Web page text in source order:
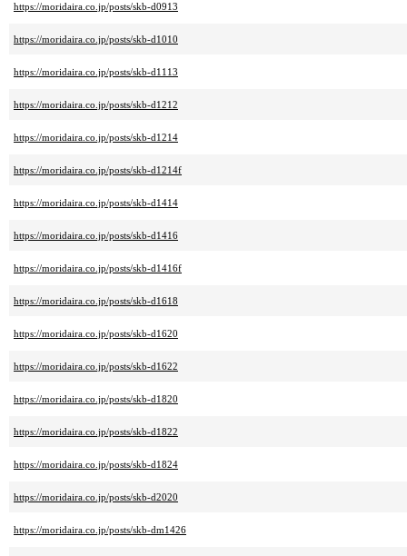
https://moridaira.co.jp/posts/skb-d0913
https://moridaira.co.jp/posts/skb-d1010
https://moridaira.co.jp/posts/skb-d1113
https://moridaira.co.jp/posts/skb-d1212
https://moridaira.co.jp/posts/skb-d1214
https://moridaira.co.jp/posts/skb-d1214f
https://moridaira.co.jp/posts/skb-d1414
https://moridaira.co.jp/posts/skb-d1416
https://moridaira.co.jp/posts/skb-d1416f
https://moridaira.co.jp/posts/skb-d1618
https://moridaira.co.jp/posts/skb-d1620
https://moridaira.co.jp/posts/skb-d1622
https://moridaira.co.jp/posts/skb-d1820
https://moridaira.co.jp/posts/skb-d1822
https://moridaira.co.jp/posts/skb-d1824
https://moridaira.co.jp/posts/skb-d2020
https://moridaira.co.jp/posts/skb-dm1426